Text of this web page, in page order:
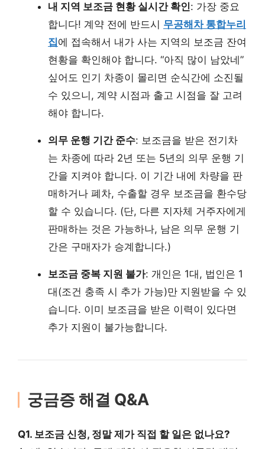
내 지역 보조금 현황 실시간 확인: 가장 중요
합니다! 계약 전에 반드시 무공해차 통합누리
집에 접속해서 내가 사는 지역의 보조금 잔여
현황을 확인해야 합니다. “아직 많이 남았네”
싶어도 인기 차종이 몰리면 순식간에 소진될
수 있으니, 계약 시점과 출고 시점을 잘 고려
해야 합니다.
의무 운행 기간 준수: 보조금을 받은 전기차
는 차종에 따라 2년 또는 5년의 의무 운행 기
간을 지켜야 합니다. 이 기간 내에 차량을 판
매하거나 폐차, 수출할 경우 보조금을 환수당
할 수 있습니다. (단, 다른 지자체 거주자에게
판매하는 것은 가능하나, 남은 의무 운행 기
간은 구매자가 승계합니다.)
보조금 중복 지원 불가: 개인은 1대, 법인은 1
대(조건 충족 시 추가 가능)만 지원받을 수 있
습니다. 이미 보조금을 받은 이력이 있다면
추가 지원이 불가능합니다.
궁금증 해결 Q&A
Q1. 보조금 신청, 정말 제가 직접 할 일은 없나요?